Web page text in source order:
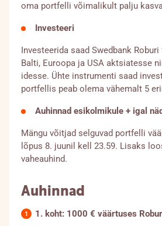
oma portfelli võimalikult palju
Investeeri
Investeerida saad Swedbank
Balti, Euroopa ja USA aktsiatesse
idesse. Ühte instrumenti saad
portfellis peab olema vähemalt 5
Auhinnad esikolmikule + igal
Mängu võitjad selguvad portfelli
lõpus 8. juunil kell 23.59. Lisaks
vaheauhind.
Auhinnad
1. koht: 1000 € väärtuses